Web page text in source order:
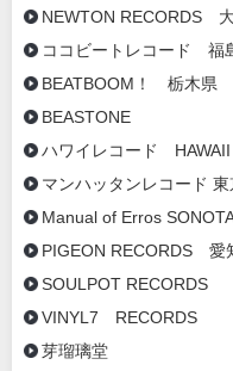
NEWTON RECORDS
ココビートレコード 福
BEATBOOM！ 栃木県
BEASTONE
ハワイレコード
マンハッタンレコード
Manual of Erros
PIGEON RECORDS 愛
SOULPOT RECORDS
VINYL7 RECORDS
芽瑠璃堂